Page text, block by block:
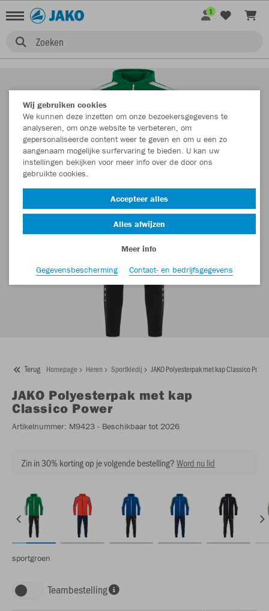
Zoeken
1
Terug Homepage Heren Sportkledij JAKO Polyesterpak met kap Classico Power
JAKO Polyesterpak met kap
Classico Power
Artikelnummer: M9423 - Beschikbaar tot 2026
Zin in 30% korting op je volgende bestelling?Word nu lid
sportgroen
Teambestelling
Wij gebruiken cookies
We kunnen deze inzetten om onze bezoekersgegevens te
analyseren, om onze website te verbeteren, om
gepersonaliseerde content weer te geven en om u een zo
aangenaam mogelijke surfervaring te bieden. U kan uw
instellingen bekijken voor meer info over de door ons
gebruikte cookies.
Accepteer alles
Alles afwijzen
Meer info
Gegevensbescherming
Contact- en bedrijfsgegevens